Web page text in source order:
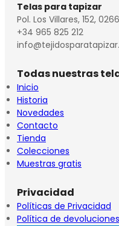
Telas para tapizar
Pol. Los Villares, 152,
+34 965 825 212
Todas nuestras
Inicio
Historia
Novedades
Contacto
Tienda
Colecciones
Muestras gratis
Privacidad
Políticas de Privacidad
Política de